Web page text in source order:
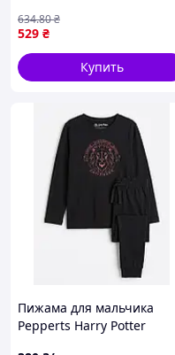
529 ₴
634.80₴
Купить
Пижама для мальчика
Pepperts Harry Potter